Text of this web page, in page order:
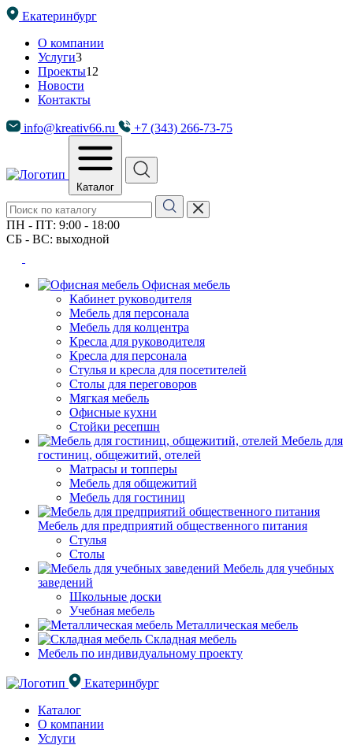
Екатеринбург
О компании
Услуги3
Проекты12
Новости
Контакты
info@kreativ66.ru +7 (343) 266-73-75
Каталог
ПН - ПТ: 9:00 - 18:00
СБ - ВС: выходной
Офисная мебель
Кабинет руководителя
Мебель для персонала
Мебель для колцентра
Кресла для руководителя
Кресла для персонала
Стулья и кресла для посетителей
Столы для переговоров
Мягкая мебель
Офисные кухни
Стойки ресепшн
Мебель для
гостиниц, общежитий, отелей
Матрасы и топперы
Мебель для общежитий
Мебель для гостиниц
Мебель для предприятий общественного питания
Стулья
Столы
Мебель для учебных
заведений
Школьные доски
Учебная мебель
Металлическая мебель
Складная мебель
Мебель по индивидуальному проекту
Екатеринбург
Каталог
О компании
Услуги